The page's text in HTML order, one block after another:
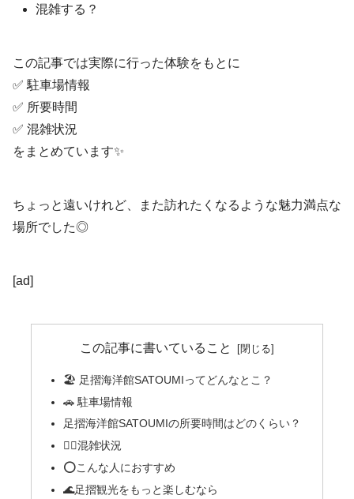
混雑する？
この記事では実際に行った体験をもとに
✅ 駐車場情報
✅ 所要時間
✅ 混雑状況
をまとめています✨
ちょっと遠いけれど、また訪れたくなるような魅力満点な
場所でした◎
[ad]
この記事に書いていること
🏖 足摺海洋館SATOUMIってどんなとこ？
🚗 駐車場情報
足摺海洋館SATOUMIの所要時間はどのくらい？
🚶‍♀️混雑状況
⭕️こんな人におすすめ
🌊足摺観光をもっと楽しむなら